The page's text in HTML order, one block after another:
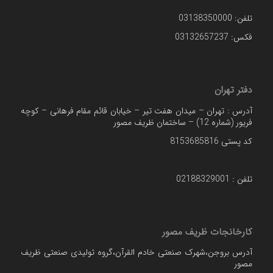
تلفن: 03138350000
فکس: 03132657237
دفتر تهران
آدرس : تهران – میدان هفت تیر – خیابان قائم مقام فرهانی – کوچه
فریور (شماره 12) – ساختمان ظریف مصور
کد پستی 8153685816
تلفن : 02188329001
کارخانجات ظریف مصور
آدرس بروجن،شهرک صنعتی خادم القرآن،گروه تولیدی صنعتی ظریف
مصور